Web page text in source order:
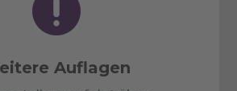

Auflagen